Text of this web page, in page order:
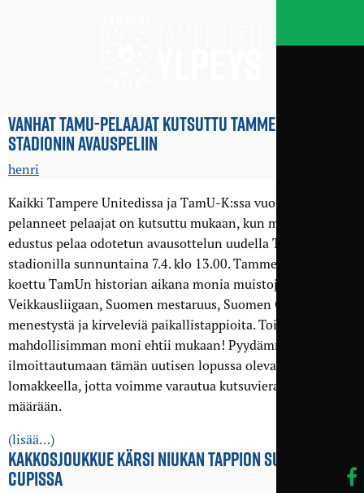
VANHAT TAMU-PELAAJAT KUTSUTTU TAMMELAN
STADIONIN AVAUSPELIIN
henri
Kaikki Tampere Unitedissa ja TamU-K:ssa vuosien varrella
pelanneet pelaajat on kutsuttu mukaan, kun miesten
edustus pelaa odotetun avausottelun uudella Tammelan
stadionilla sunnuntaina 7.4. klo 13.00. Tammelassa on
koettu TamUn historian aikana monia muistoja: nousu
Veikkausliigaan, Suomen mestaruus, Suomen Cupin
menestystä ja kirveleviä paikallistappioita. Toivottavasti
mahdollisimman moni ehtii mukaan! Pyydämme
ilmoittautumaan tämän uutisen lopussa olevalla
lomakkeella, jotta voimme varautua kutsuvieraiden
määrään.
(lisää…)
KAKKOSJOUKKUE KÄRSI NIUKAN TAPPION SUOMEN
CUPISSA